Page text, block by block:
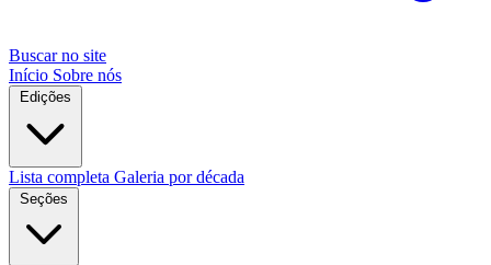
Buscar no site
Início Sobre nós
Edições
Lista completa Galeria por década
Seções